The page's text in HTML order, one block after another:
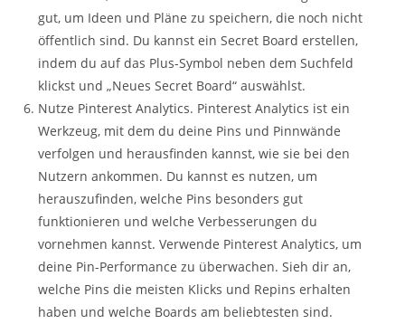
gut, um Ideen und Pläne zu speichern, die noch nicht
öffentlich sind. Du kannst ein Secret Board erstellen,
indem du auf das Plus-Symbol neben dem Suchfeld
klickst und „Neues Secret Board“ auswählst.
Nutze Pinterest Analytics. Pinterest Analytics ist ein
Werkzeug, mit dem du deine Pins und Pinnwände
verfolgen und herausfinden kannst, wie sie bei den
Nutzern ankommen. Du kannst es nutzen, um
herauszufinden, welche Pins besonders gut
funktionieren und welche Verbesserungen du
vornehmen kannst. Verwende Pinterest Analytics, um
deine Pin-Performance zu überwachen. Sieh dir an,
welche Pins die meisten Klicks und Repins erhalten
haben und welche Boards am beliebtesten sind.